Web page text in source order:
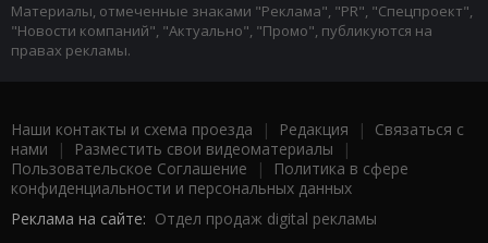
Материалы, отмеченные знаками "Реклама", "PR", "Спецпроект",
"Новости компаний", "Актуально", "Промо", публикуются на
правах рекламы.
Наши контакты и схема проезда | Редакция | Связаться с
нами | Разместить свои видеоматериалы |
Пользовательское Соглашение |
Политика в сфере
конфиденциальности и персональных данных
Реклама на сайте: Отдел продаж digital рекламы